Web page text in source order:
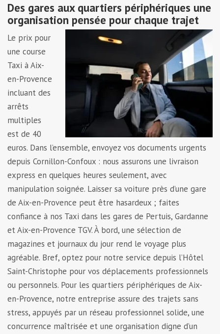
Des gares aux quartiers périphériques une
organisation pensée pour chaque trajet
Le prix pour
une course
Taxi à Aix-
en-Provence
incluant des
arrêts
multiples
est de 40
euros. Dans l’ensemble, envoyez vos documents urgents
depuis Cornillon-Confoux : nous assurons une livraison
express en quelques heures seulement, avec
manipulation soignée. Laisser sa voiture près d’une gare
de Aix-en-Provence peut être hasardeux ; faites
confiance à nos Taxi dans les gares de Pertuis, Gardanne
et Aix-en-Provence TGV. À bord, une sélection de
magazines et journaux du jour rend le voyage plus
agréable. Bref, optez pour notre service depuis l’Hôtel
Saint-Christophe pour vos déplacements professionnels
ou personnels. Pour les quartiers périphériques de Aix-
en-Provence, notre entreprise assure des trajets sans
stress, appuyés par un réseau professionnel solide, une
concurrence maîtrisée et une organisation digne d’un